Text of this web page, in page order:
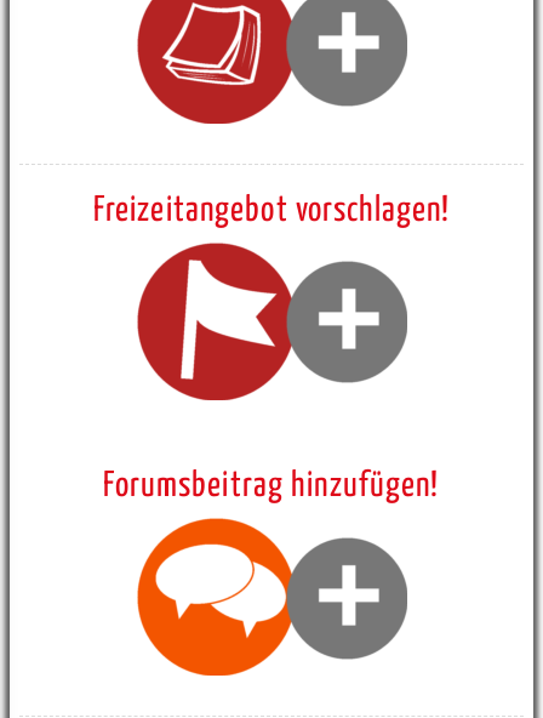
Freizeitangebot vorschlagen!
Forumsbeitrag hinzufügen!